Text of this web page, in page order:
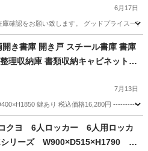
古屋 岐阜 各務ヶ原 岐南町
ドプライス一宮
6月17日
確認をお願い致します。 グッドプライス
ップ 買取
き書庫 開き戸 スチール書庫 書庫
理収納庫 書類収納キャビネット 5
KOKUYO 愛知 岐
グッドプライス一宮
7月13日
鍵あり 税込価格16,280円
ヨ 6人ロッカー 6人用ロッカ
リーズ W900×D515×H1790 愛